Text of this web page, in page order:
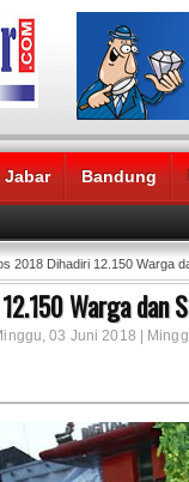
Jabar Bandung
2018 Dihadiri 12.150 Warga
Warga dan
03 Juni 2018 |